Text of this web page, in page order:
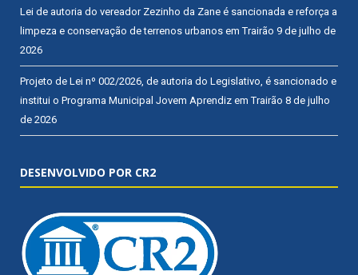
Lei de autoria do vereador Zezinho da Zane é sancionada e reforça a
limpeza e conservação de terrenos urbanos em Trairão 9 de julho de
2026
Projeto de Lei nº 002/2026, de autoria do Legislativo, é sancionado e
institui o Programa Municipal Jovem Aprendiz em Trairão 8 de julho
de 2026
DESENVOLVIDO POR CR2